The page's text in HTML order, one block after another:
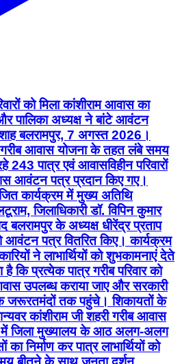
को मिला कांशीराम आवास का
पालिका अध्यक्ष ने बांटे आवंटन
शाह बलरामपुर, 7 अगस्त 2026।
गरीब आवास योजना के तहत लंबे समय
243 पात्र एवं आवासविहीन परिवारों
आवंटन पत्र प्रदान किए गए।
कार्यक्रम में मुख्य अतिथि
जिलाधिकारी डॉ. विपिन कुमार
बलरामपुर के अध्यक्ष धीरेंद्र प्रताप
आवंटन पत्र वितरित किए। कार्यक्रम
ने लाभार्थियों को शुभकामनाएं देते
कि प्रत्येक पात्र गरीब परिवार को
उपलब्ध कराया जाए और सरकारी
जरूरतमंदों तक पहुंचे। शिकायतों के
कांशीराम जी शहरी गरीब आवास
में जिला मुख्यालय के आठ अलग-अलग
निर्माण कर पात्र लाभार्थियों को